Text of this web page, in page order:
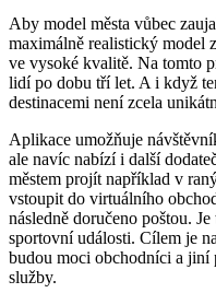
Aby model města vůbec
maximálně realistický model
ve vysoké kvalitě. Na tomto
lidí po dobu tří let. A i když
destinacemi není zcela
Aplikace umožňuje
ale navíc nabízí i další
městem projít například v
vstoupit do virtuálního
následně doručeno poštou.
sportovní události. Cílem je
budou moci obchodníci a jiní
služby.